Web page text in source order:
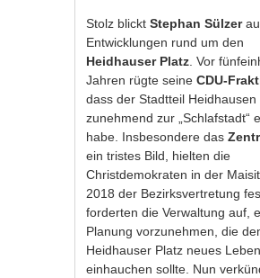
Stolz blicktStephan Sülzer
Entwicklungen rund um den
Heidhauser Platz. Vor
Jahren rügte seineCDU-
dass der Stadtteil Heidhausen
zunehmend zur „Schlafstadt“
habe. Insbesondere das
ein tristes Bild, hielten die
Christdemokraten in der
2018 der Bezirksvertretung
forderten die Verwaltung auf,
Planung vorzunehmen, die
Heidhauser Platz neues Leben
einhauchen sollte. Nun